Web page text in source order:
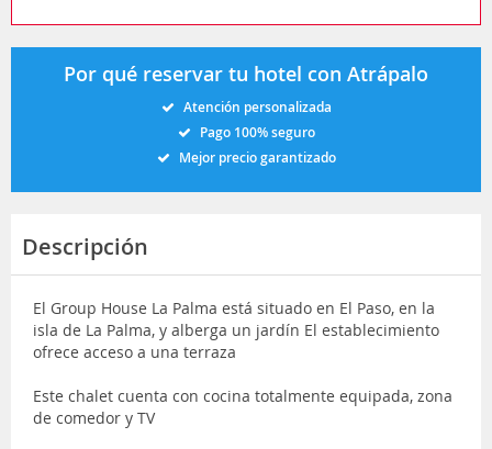
Por qué reservar tu hotel con Atrápalo
Atención personalizada
Pago 100% seguro
Mejor precio garantizado
Descripción
El Group House La Palma está situado en El Paso, en la
isla de La Palma, y alberga un jardín El establecimiento
ofrece acceso a una terraza
Este chalet cuenta con cocina totalmente equipada, zona
de comedor y TV